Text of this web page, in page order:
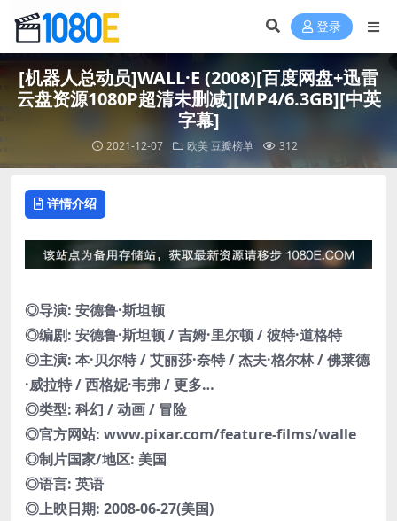
登录
[机器人总动员]WALL·E (2008)[百度网盘+迅雷
云盘资源1080P超清未删减][MP4/6.3GB][中英
字幕]
2021-12-07 欧美豆瓣榜单 312
详情介绍
◎导演: 安德鲁·斯坦顿
◎编剧: 安德鲁·斯坦顿 / 吉姆·里尔顿 / 彼特·道格特
◎主演: 本·贝尔特 / 艾丽莎·奈特 / 杰夫·格尔林 / 佛莱德
·威拉特 / 西格妮·韦弗 / 更多…
◎类型: 科幻 / 动画 / 冒险
◎官方网站: www.pixar.com/feature-films/walle
◎制片国家/地区: 美国
◎语言: 英语
◎上映日期: 2008-06-27(美国)